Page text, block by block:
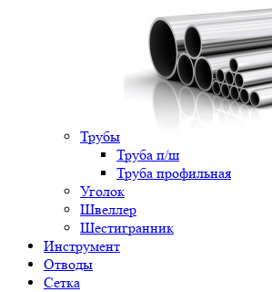
Трубы
Труба п/ш
Труба профильная
Уголок
Швеллер
Шестигранник
Инструмент
Отводы
Сетка